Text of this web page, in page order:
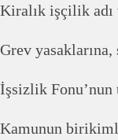
Kiralık işçilik
Grev
İşsizlik
Kamunun